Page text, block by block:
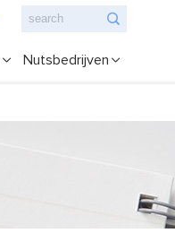
Nutsbedrijven